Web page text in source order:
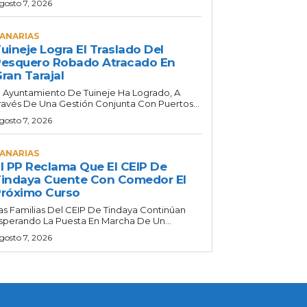
7, 2026
Logra El Traslado Del
Robado Atracado En
Tarajal
Ayuntamiento De Tuineje Ha Logrado, A
De Una Gestión Conjunta Con Puertos...
7, 2026
PP Reclama Que El CEIP De
Cuente Con Comedor El
Curso
Familias Del CEIP De Tindaya Continúan
La Puesta En Marcha De Un...
7, 2026